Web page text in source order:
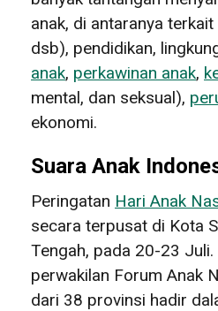
anak, di antaranya
dsb), pendidikan,
anak, perkawinan anak,
mental, dan seksual),
ekonomi.
Suara Anak
Peringatan Hari Anak
secara terpusat di Kota
Tengah, pada 20-23
perwakilan Forum Anak
dari 38 provinsi hadir